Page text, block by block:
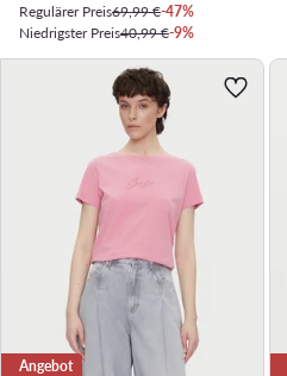
Regulärer Preis69,99 €-47%
Niedrigster Preis40,99 €-9%
Angebot